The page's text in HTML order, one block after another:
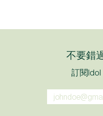
不要錯
訂閱